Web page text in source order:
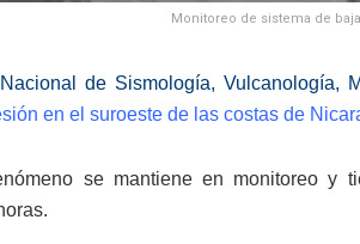
Monitoreo de sistema de
Nacional de Sismología, Vulcanología,
en el suroeste de las costas de
se mantiene en monitoreo